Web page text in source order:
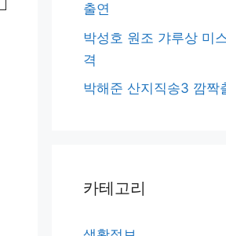
출연
박성호 원조 갸루상 미
격
박해준 산지직송3 깜짝
카테고리